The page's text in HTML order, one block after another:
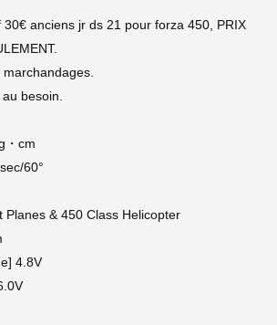
anciens jr ds 21 pour forza 450, PRIX
besoin.
・cm
60°
Planes & 450 Class Helicopter
4.8V